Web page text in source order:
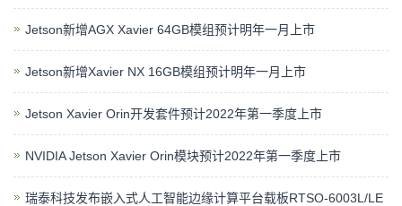
Jetson新增AGX Xavier 64GB模组预计明年一月上市
Jetson新增Xavier NX 16GB模组预计明年一月上市
Jetson Xavier Orin开发套件预计2022年第一季度上市
NVIDIA Jetson Xavier Orin模块预计2022年第一季度上市
瑞泰科技发布嵌入式人工智能边缘计算平台载板RTSO-6003L/LE